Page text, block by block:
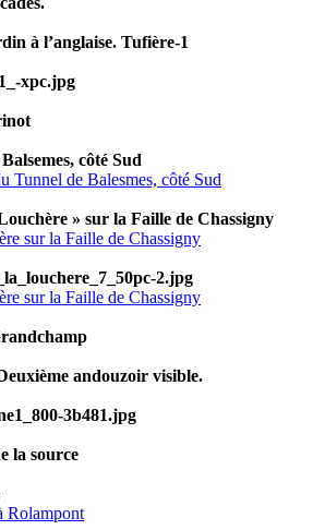
à l’anglaise. Tufière-1
xpc.jpg
côté Sud
Tunnel de Balesmes, côté Sud
» sur la Faille de Chassigny
sur la Faille de Chassigny
2.jpg
sur la Faille de Chassigny
andouzoir visible.
3b481.jpg
la source
Rolampont